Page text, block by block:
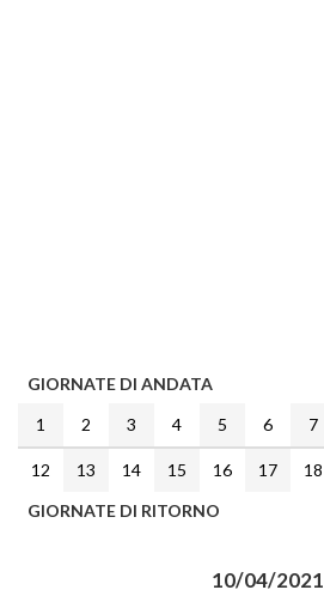
GIORNATE DI ANDATA
1
2 3 4 5 6 7
12 13 14 15 16 17 18
GIORNATE DI RITORNO
10/04/2021